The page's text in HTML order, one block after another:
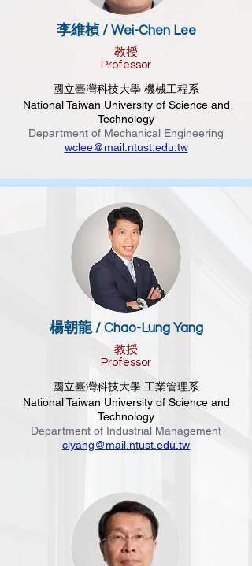
李維楨 / Wei-Chen Lee
教授
Professor
國立臺灣科技大學 機械工程系
National Taiwan University of Science and
Technology
Department of Mechanical Engineering
wclee@mail.ntust.edu.tw
楊朝龍 / Chao-Lung Yang
教授
Professor
國立臺灣科技大學 工業管理系
National Taiwan University of Science and
Technology
Department of Industrial Management
clyang@mail.ntust.edu.tw